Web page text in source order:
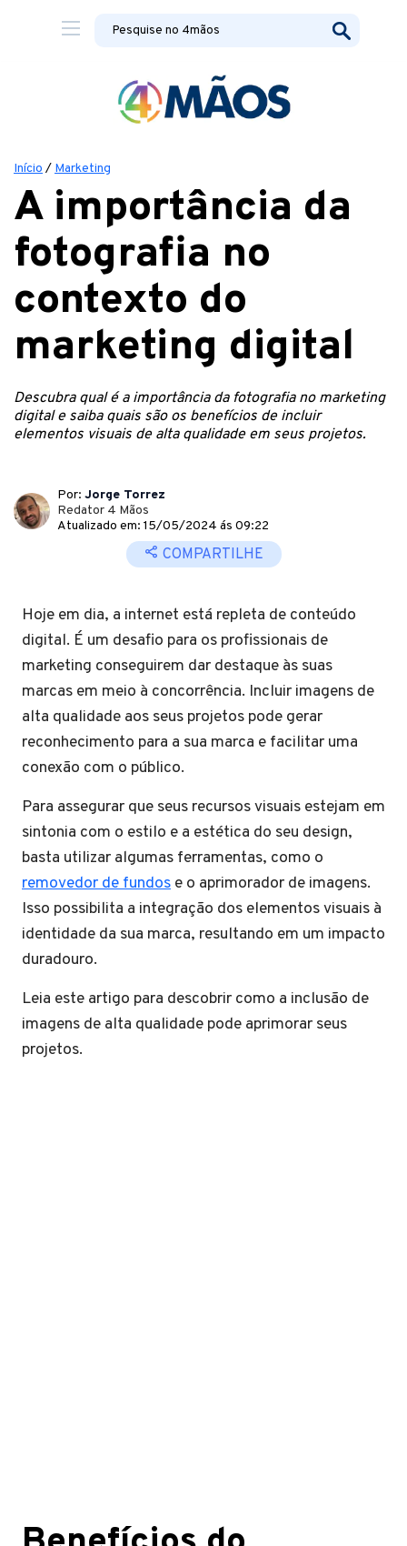
Início / Marketing
A importância da
fotografia no
contexto do
marketing digital
Descubra qual é a importância da fotografia no marketing
digital e saiba quais são os benefícios de incluir
elementos visuais de alta qualidade em seus projetos.
Por: Jorge Torrez
Redator 4 Mãos
Atualizado em: 15/05/2024 ás 09:22
COMPARTILHE
Hoje em dia, a internet está repleta de conteúdo
digital. É um desafio para os profissionais de
marketing conseguirem dar destaque às suas
marcas em meio à concorrência. Incluir imagens de
alta qualidade aos seus projetos pode gerar
reconhecimento para a sua marca e facilitar uma
conexão com o público.
Para assegurar que seus recursos visuais estejam em
sintonia com o estilo e a estética do seu design,
basta utilizar algumas ferramentas, como o
removedor de fundos e o aprimorador de imagens.
Isso possibilita a integração dos elementos visuais à
identidade da sua marca, resultando em um impacto
duradouro.
Leia este artigo para descobrir como a inclusão de
imagens de alta qualidade pode aprimorar seus
projetos.